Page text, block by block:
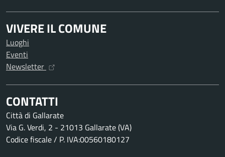
VIVERE IL COMUNE
Luoghi
Eventi
Newsletter
CONTATTI
Città di Gallarate
Via G. Verdi, 2 - 21013 Gallarate (VA)
Codice fiscale / P. IVA:00560180127